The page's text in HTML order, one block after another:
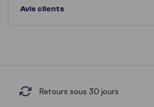
Avis clients
Retours sous 30 jours